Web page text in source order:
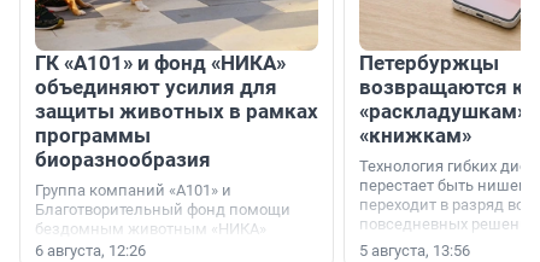
ГК «А101» и фонд «НИКА»
объединяют усилия для
защиты животных в рамках
программы
биоразнообразия
Группа компаний «А101» и
Благотворительный фонд помощи
бездомным животным «НИКА»
заключили соглашение о
6 августа, 12:26
Петербуржцы
возвращаются к
«раскладушкам»
«книжкам»
Технология гибких
перестает быть
переходит в разряд
повседневных
5 августа, 13:56